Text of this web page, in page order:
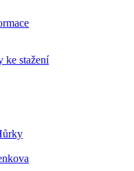
ke stažení